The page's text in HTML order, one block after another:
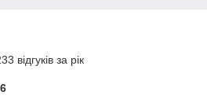
відгуків за рік